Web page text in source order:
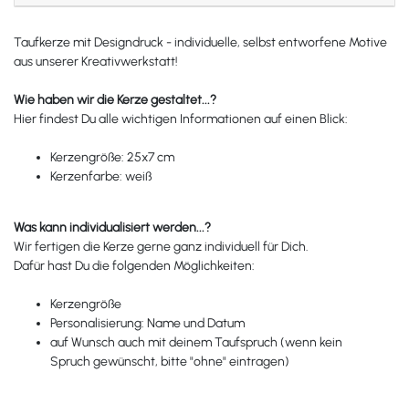
Taufkerze mit Designdruck - individuelle, selbst entworfene Motive
aus unserer Kreativwerkstatt!
Wie haben wir die Kerze gestaltet...?
Hier findest Du alle wichtigen Informationen auf einen Blick:
Kerzengröße: 25x7 cm
Kerzenfarbe: weiß
Was kann individualisiert werden...?
Wir fertigen die Kerze gerne ganz individuell für Dich.
Dafür hast Du die folgenden Möglichkeiten:
Kerzengröße
Personalisierung: Name und Datum
auf Wunsch auch mit deinem Taufspruch (wenn kein
Spruch gewünscht, bitte "ohne" eintragen)